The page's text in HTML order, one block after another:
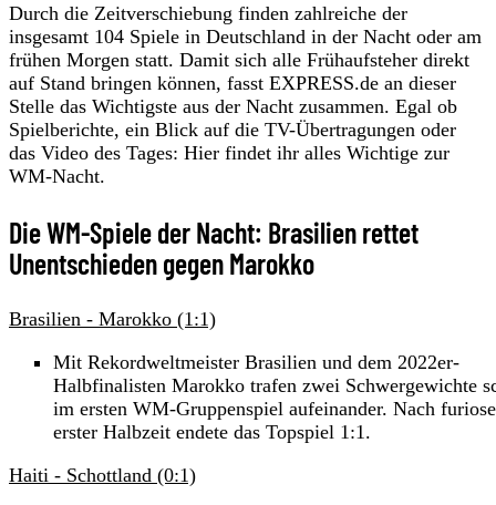
Durch die Zeitverschiebung finden zahlreiche der
insgesamt 104 Spiele in Deutschland in der Nacht oder am
frühen Morgen statt. Damit sich alle Frühaufsteher direkt
auf Stand bringen können, fasst EXPRESS.de an dieser
Stelle das Wichtigste aus der Nacht zusammen. Egal ob
Spielberichte, ein Blick auf die TV-Übertragungen oder
das Video des Tages: Hier findet ihr alles Wichtige zur
WM-Nacht.
Die WM-Spiele der Nacht: Brasilien rettet
Unentschieden gegen Marokko
Brasilien - Marokko (1:1)
Mit Rekordweltmeister Brasilien und dem 2022er-
Halbfinalisten Marokko trafen zwei Schwergewichte
im ersten WM-Gruppenspiel aufeinander. Nach
erster Halbzeit endete das Topspiel 1:1.
Haiti - Schottland (0:1)